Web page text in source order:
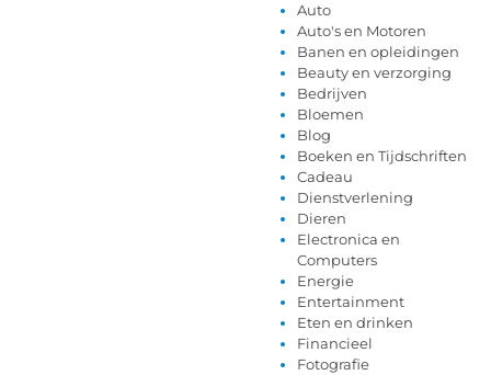
Auto
Auto's en Motoren
Banen en opleidingen
Beauty en verzorging
Bedrijven
Bloemen
Blog
Boeken en Tijdschriften
Cadeau
Dienstverlening
Dieren
Electronica en
Computers
Energie
Entertainment
Eten en drinken
Financieel
Fotografie